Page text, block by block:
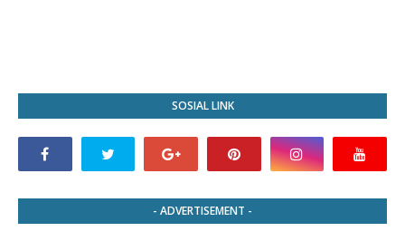
SOSIAL LINK
- ADVERTISEMENT -